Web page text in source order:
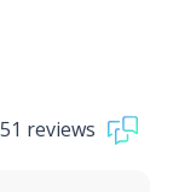
51 reviews